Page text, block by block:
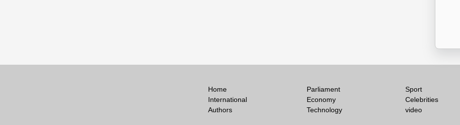
Home
International
Authors
Parliament
Economy
Technology
Sport
Celebrities
video